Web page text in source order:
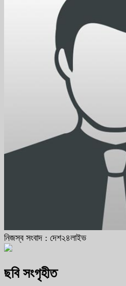
নিজস্ব সংবাদ : দেশ২৪লাইভ
ছবি সংগৃহীত